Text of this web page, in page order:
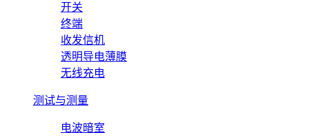
开关
终端
收发信机
透明导电薄膜
无线充电
测试与测量
电波暗室